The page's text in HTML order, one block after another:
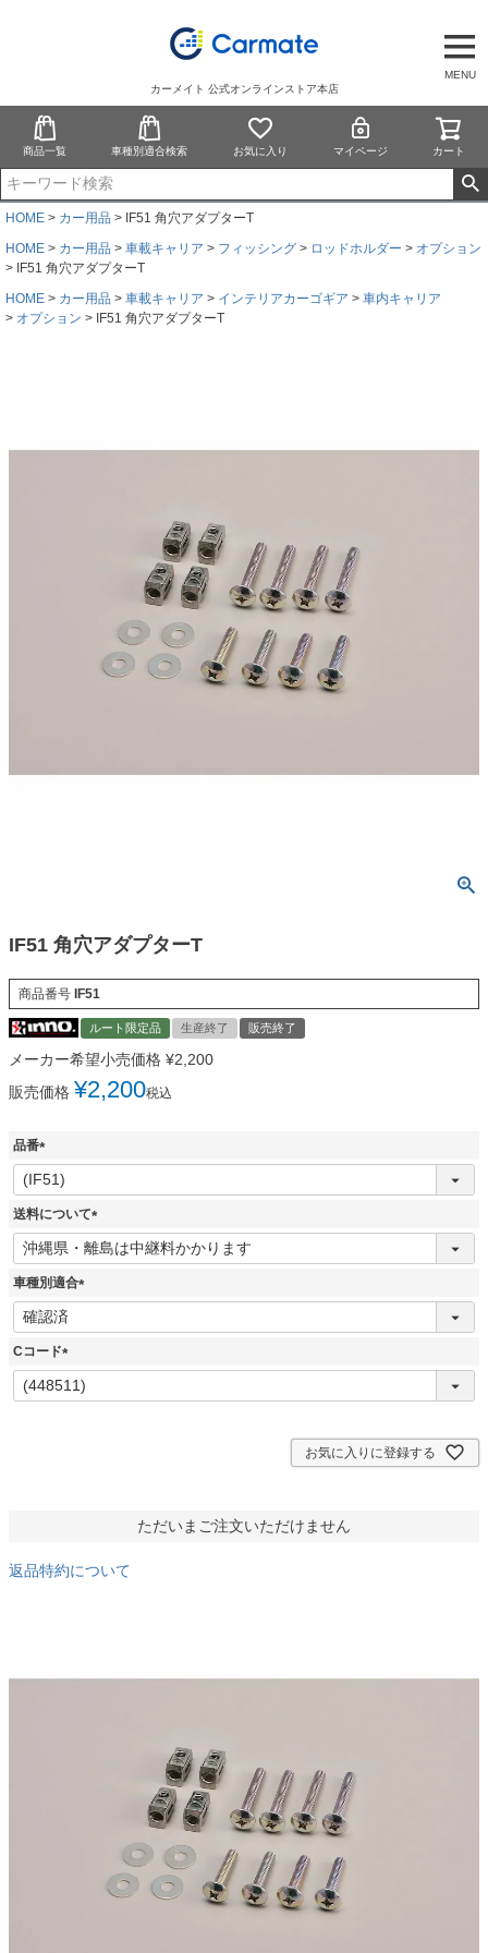
MENU
カーメイト 公式オンラインストア本店
商品一覧 車種別適合検索 お気に入り マイページ カート
HOME カー用品
IF51 角穴アダプターT
HOME
カー用品 車載キャリア フィッシング ロッドホルダー
オプション
IF51 角穴アダプターT
HOME
カー用品 車載キャリア インテリアカーゴギア
車内キャリア
オプション
IF51 角穴アダプターT
IF51 角穴アダプターT
商品番号 IF51
ルート限定品 生産終了 販売終了
メーカー希望小売価格 ¥2,200
販売価格 ¥2,200税込
品番
(
必
須
送料について
(
必
車種別適合
(
Cコード
(
必
お気に入りに登録する
ただいまご注文いただけません
返品特約について